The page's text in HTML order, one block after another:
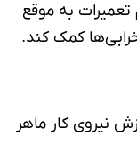
تعمیرات به موقع
کمک کند.
نیروی کار ماهر